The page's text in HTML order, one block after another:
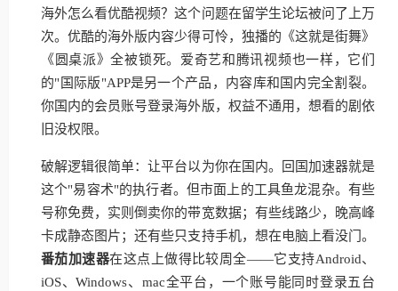
海外怎么看优酷视频？这个问题在留学生论坛被问了上万
次。优酷的海外版内容少得可怜，独播的《这就是街舞》
《圆桌派》全被锁死。爱奇艺和腾讯视频也一样，它们
的"国际版"APP是另一个产品，内容库和国内完全割裂。
你国内的会员账号登录海外版，权益不通用，想看的剧依
旧没权限。
破解逻辑很简单：让平台以为你在国内。回国加速器就是
这个"易容术"的执行者。但市面上的工具鱼龙混杂。有些
号称免费，实则倒卖你的带宽数据；有些线路少，晚高峰
卡成静态图片；还有些只支持手机，想在电脑上看没门。
番茄加速器在这点上做得比较周全——它支持Android、
iOS、Windows、mac全平台，一个账号能同时登录五台